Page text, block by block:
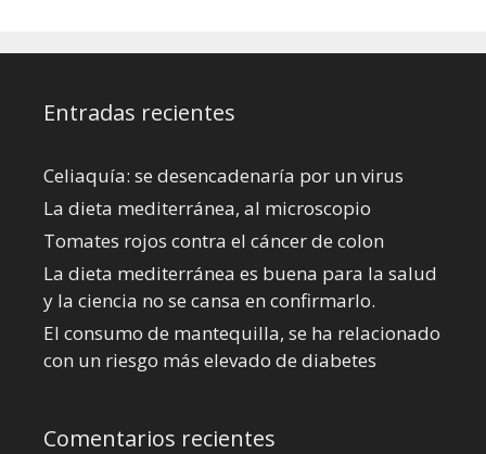
Entradas recientes
Celiaquía: se desencadenaría por un virus
La dieta mediterránea, al microscopio
Tomates rojos contra el cáncer de colon
La dieta mediterránea es buena para la salud
y la ciencia no se cansa en confirmarlo.
El consumo de mantequilla, se ha relacionado
con un riesgo más elevado de diabetes
Comentarios recientes